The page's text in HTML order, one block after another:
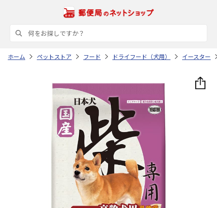
ホーム ペットストア フード ドライフード（犬用） イースター